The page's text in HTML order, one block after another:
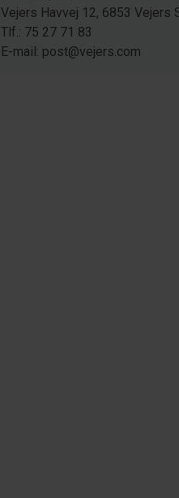
Vejers Havvej 12, 6853 Vejers
Tlf.: 75 27 71 83
E-mail: post@vejers.com